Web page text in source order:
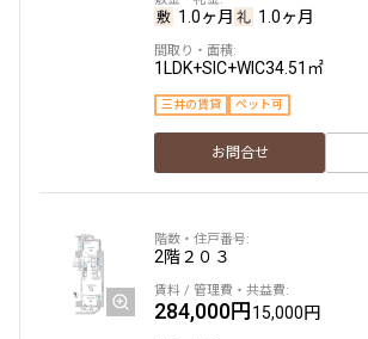
より詳細な絞り込み
建物施設やお部屋の設備、方位、階数などの
設定する
1.0ヶ月 1.0ヶ月
1LDK+SIC+WIC34.51㎡
三井の賃貸 ペット可
お問合せ
2階２０３
284,000円15,000円